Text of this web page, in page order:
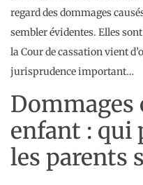
regard des dommages
sembler évidentes. Elles
la Cour de cassation vient
jurisprudence important…
Dommages
enfant : qui
les parents